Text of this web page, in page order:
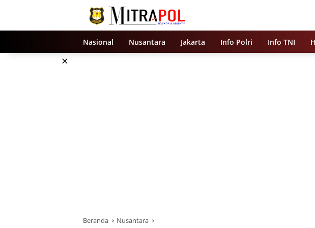
Nasional Nusantara Jakarta Info Polri Info TNI
×
Beranda Nusantara